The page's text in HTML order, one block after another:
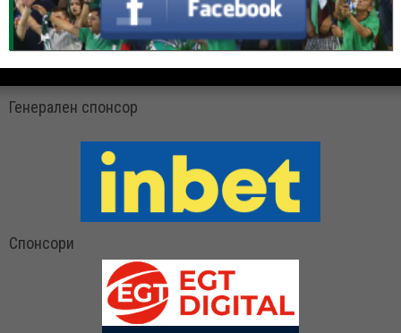
Генерален спонсор
Спонсори